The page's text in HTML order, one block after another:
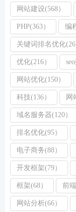
网站建设(568）
PHP(363） 编
关键词排名优化
优化(216）
网站优化(150）
科技(136） 网
域名服务器(120）
排名优化(95）
电子商务(88）
开发框架(79）
框架(68） 前
网站分析(66）